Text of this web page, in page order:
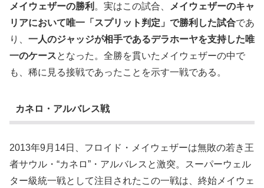
メイウェザーの勝利 。実はこの試合、
メイウェザーのキャ
リアにおいて唯一「スプリット判定」で勝利した試合であ
り、 一人のジャッジが相手であるデラホーヤを支持した唯
一のケースとなった。全勝を貫いたメイウェザーの中で
も、稀に見る接戦であったことを示す一戦である。
カネロ・アルバレス戦
2013年9月14日、フロイド・メイウェザーは無敗の若き王
者サウル・“カネロ”・アルバレスと激突。スーパーウェル
ター級統一戦として注目されたこの一戦は、終始メイウェ